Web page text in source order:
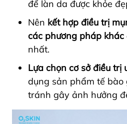
để làn da được khỏe
Nên kết hợp điều trị
các phương pháp khác
nhất.
Lựa chọn cơ sở điều trị
dụng sản phẩm tế bào
tránh gây ảnh hưởng